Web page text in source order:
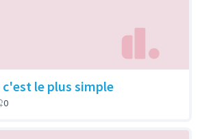
c'est le plus simple
0